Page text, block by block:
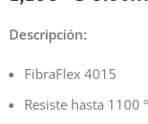
Descripción:
FibraFlex 4015
Resiste hasta 1100